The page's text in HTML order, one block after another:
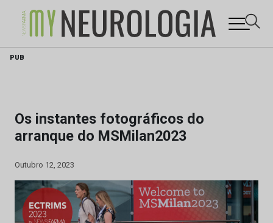
Skip
PUB
Os instantes fotográficos do
arranque do MSMilan2023
Outubro 12, 2023